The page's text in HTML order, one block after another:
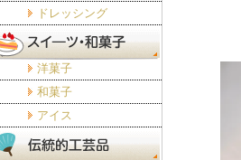
ドレッシング
洋菓子
和菓子
アイス